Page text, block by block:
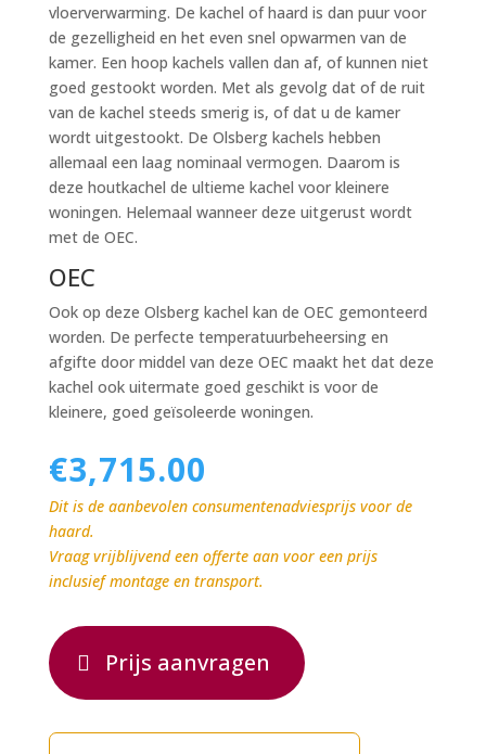
vloerverwarming. De kachel of haard is dan puur voor
de gezelligheid en het even snel opwarmen van de
kamer. Een hoop kachels vallen dan af, of kunnen niet
goed gestookt worden. Met als gevolg dat of de ruit
van de kachel steeds smerig is, of dat u de kamer
wordt uitgestookt. De Olsberg kachels hebben
allemaal een laag nominaal vermogen. Daarom is
deze houtkachel de ultieme kachel voor kleinere
woningen. Helemaal wanneer deze uitgerust wordt
met de OEC.
OEC
Ook op deze Olsberg kachel kan de OEC gemonteerd
worden. De perfecte temperatuurbeheersing en
afgifte door middel van deze OEC maakt het dat deze
kachel ook uitermate goed geschikt is voor de
kleinere, goed geïsoleerde woningen.
€3,715.00
Dit is de aanbevolen consumentenadviesprijs voor de
haard.
Vraag vrijblijvend een offerte aan voor een prijs
inclusief montage en transport.
Prijs aanvragen